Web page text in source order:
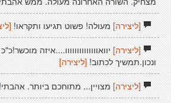
[ליצירה]מעולה! פשוט תגיעו ותקראו!
[ליצירה]יוואוווווווווווווו....איזה
ונכון.תמשיך לכתוב! [ליצירה]
[ליצירה]מצויין... מתוחכם ביותר.